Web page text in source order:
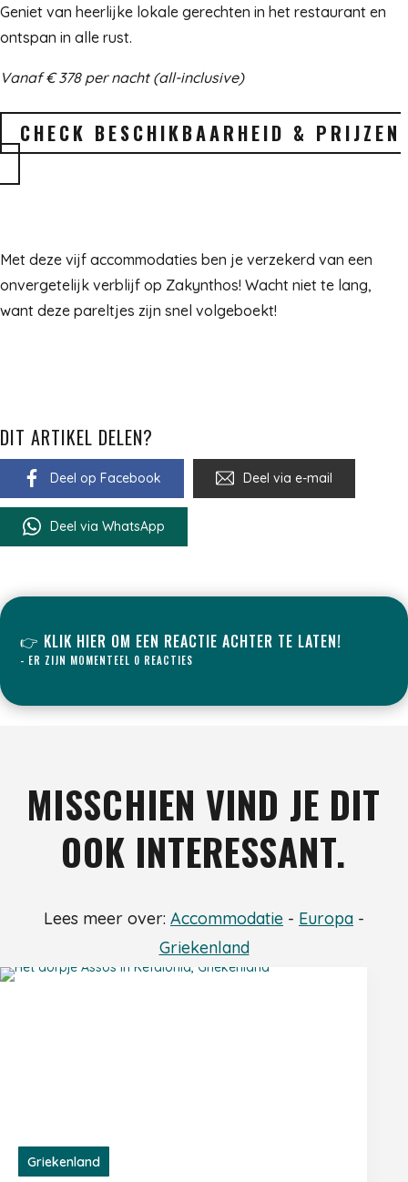
Geniet van heerlijke lokale gerechten in het restaurant en
ontspan in alle rust.
Vanaf € 378 per nacht (all-inclusive)
CHECK BESCHIKBAARHEID & PRIJZEN
Met deze vijf accommodaties ben je verzekerd van een
onvergetelijk verblijf op Zakynthos! Wacht niet te lang,
want deze pareltjes zijn snel volgeboekt!
DIT ARTIKEL DELEN?
Deel op Facebook Deel via e-mail
Deel via WhatsApp
👉 KLIK HIER OM EEN REACTIE ACHTER TE LATEN!
- ER ZIJN MOMENTEEL 0 REACTIES
MISSCHIEN VIND JE DIT
OOK INTERESSANT.
Lees meer over: Accommodatie - Europa -
Griekenland
Griekenland